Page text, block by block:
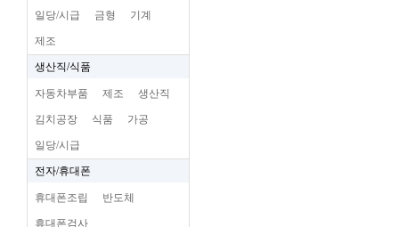
일당/시급 금형 기계
제조
생산직/식품
자동차부품 제조 생산직
김치공장 식품 가공
일당/시급
전자/휴대폰
휴대폰조립 반도체
휴대폰검사